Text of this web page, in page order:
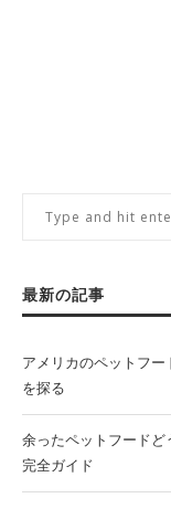
最新の記事
アメリカのペットフ
を探る
余ったペットフード
完全ガイド